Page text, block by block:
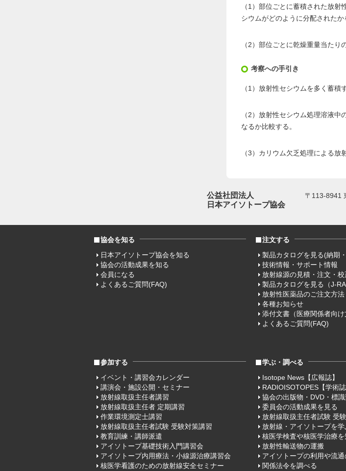
（1）部位ごとに蓄積された放
シウムがどのように分配されたか
（2）部位ごとに乾燥重量当たり
考察への手引き
（1）放射性セシウムを多く蓄積
（2）放射性セシウム処理溶液
なるか比較する。
（3）カリウム欠乏処理による放
公益社団法人
日本アイソトープ協会
〒113-8941
協会を知る
日本アイソトープ協会を知る
協会の活動成果を知る
会員になる
よくあるご質問(FAQ)
注文する
製品カタログを見る(納期
技術情報・サポート情報
放射線源の見積・注文・
製品カタログを見る（J-
放射性医薬品のご注文方法
各種お知らせ
添付文書（医療関係者向け
よくあるご質問(FAQ)
参加する
イベント・講習会カレンダー
講演会・施設公開・セミナー
放射線取扱主任者講習
放射線取扱主任者 定期講習
作業環境測定士講習
放射線取扱主任者試験 受験対策講習
教育訓練・講師派遣
アイソトープ基礎技術入門講習会
アイソトープ内用療法・小線源治療講習会
核医学看護のための放射線安全セミナー
学ぶ・調べる
Isotope News【広報誌】
RADIOISOTOPES【学術誌
協会の出版物・DVD・標
委員会の活動成果を見る
放射線取扱主任者試験 受
放射線・アイソトープを学
核医学検査や核医学治療を
放射性輸送物の運搬
アイソトープの利用や流
関係法令を調べる